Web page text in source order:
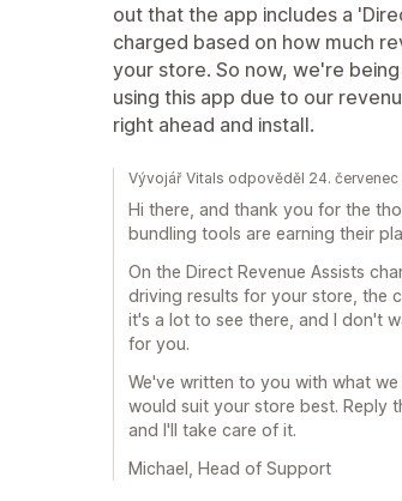
out that the app includes a
charged based on how much
your store. So now, we're
using this app due to our
right ahead and install.
Vývojář Vitals odpověděl 24.
Hi there, and thank you for the
bundling tools are earning their
On the Direct Revenue Assists
driving results for your store, the
it's a lot to see there, and I don't
for you.
We've written to you with what
would suit your store best. Reply
and I'll take care of it.
Michael, Head of Support